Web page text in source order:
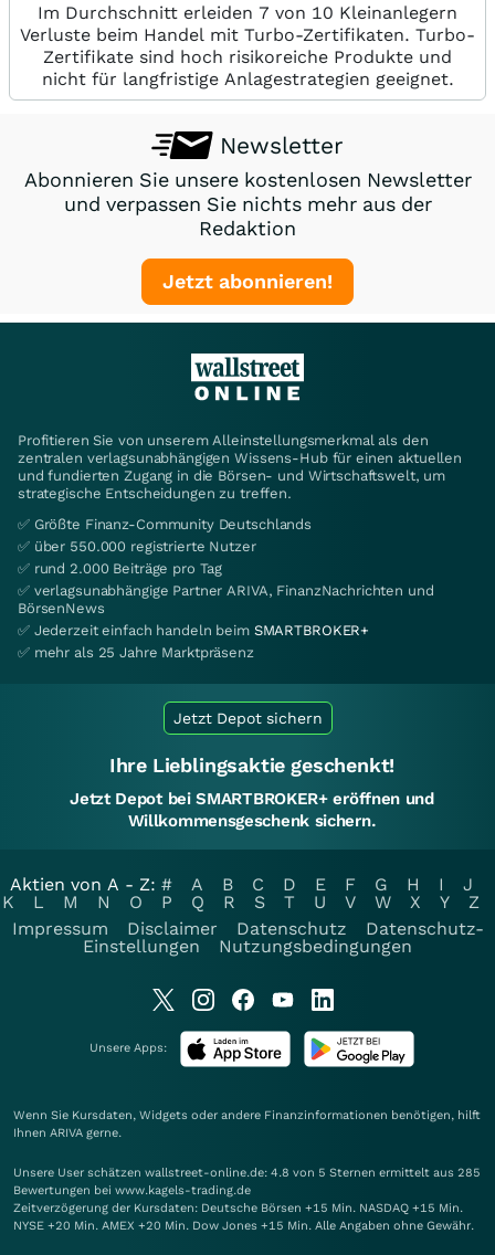
Im Durchschnitt erleiden 7 von 10 Kleinanlegern
Verluste beim Handel mit Turbo-Zertifikaten. Turbo-
Zertifikate sind hoch risikoreiche Produkte und
nicht für langfristige Anlagestrategien geeignet.
Newsletter
Abonnieren Sie unsere kostenlosen Newsletter
und verpassen Sie nichts mehr aus der
Redaktion
Jetzt abonnieren!
Profitieren Sie von unserem Alleinstellungsmerkmal als den
zentralen verlagsunabhängigen Wissens-Hub für einen aktuellen
und fundierten Zugang in die Börsen- und Wirtschaftswelt, um
strategische Entscheidungen zu treffen.
✅ Größte Finanz-Community Deutschlands
✅ über 550.000 registrierte Nutzer
✅ rund 2.000 Beiträge pro Tag
✅ verlagsunabhängige Partner ARIVA, FinanzNachrichten und
BörsenNews
✅ Jederzeit einfach handeln beim SMARTBROKER+
✅ mehr als 25 Jahre Marktpräsenz
Jetzt Depot sichern
Ihre Lieblingsaktie geschenkt!
Jetzt Depot bei SMARTBROKER+ eröffnen und
Willkommensgeschenk sichern.
Aktien von A - Z: # A B C D E F G H I
J
K
L M N O P Q R S T U V W X Y
Z
Impressum
Disclaimer Datenschutz
Datenschutz-
Einstellungen
Nutzungsbedingungen
Unsere Apps:
Wenn Sie Kursdaten, Widgets oder andere Finanzinformationen benötigen, hilft
Ihnen ARIVA gerne.
Unsere User schätzen wallstreet-online.de: 4.8 von 5 Sternen ermittelt aus 285
Bewertungen bei www.kagels-trading.de
Zeitverzögerung der Kursdaten: Deutsche Börsen +15 Min. NASDAQ +15 Min.
NYSE +20 Min. AMEX +20 Min. Dow Jones +15 Min. Alle Angaben ohne Gewähr.